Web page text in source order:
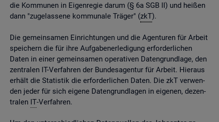
die Kom­mu­nen in Ei­gen­re­gie darum (§ 6a SGB II) und hei­ßen
dann "zu­ge­las­se­ne kom­mu­na­le Trä­ger" (zkT).
Die ge­mein­sa­men Ein­rich­tun­gen und die Agen­tu­ren für Ar­beit
spei­chern die für ihre Auf­ga­ben­er­le­di­gung er­for­der­li­chen
Daten in einer ge­mein­sa­men ope­ra­ti­ven Da­ten­grund­la­ge, den
zen­tra­len IT-Ver­fah­ren der Bun­des­agen­tur für Ar­beit. Hier­aus
er­hält die Sta­tis­tik die er­for­der­li­chen Daten. Die zkT ver­wen­
den jeder für sich ei­ge­ne Da­ten­grund­la­gen in ei­ge­nen, de­zen­
tra­len IT-Ver­fah­ren.